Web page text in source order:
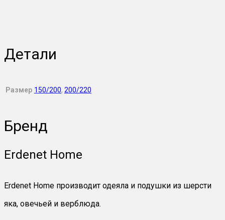
Детали
Размер 150/200, 200/220
Бренд
Erdenet Home
Erdenet Home производит одеяла и подушки из шерсти
яка, овечьей и верблюда.